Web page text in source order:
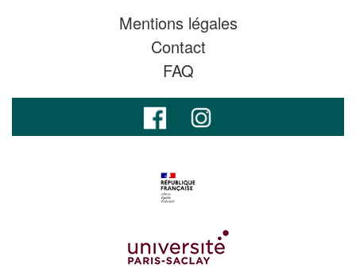
Mentions légales
Contact
FAQ